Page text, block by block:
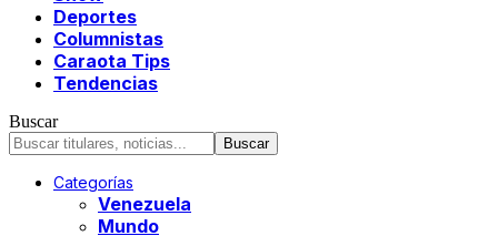
Deportes
Columnistas
Caraota Tips
Tendencias
Buscar
Categorías
Venezuela
Mundo